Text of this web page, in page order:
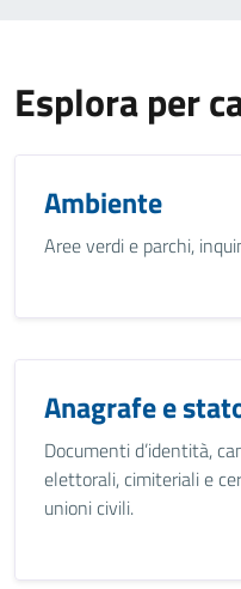
Esplora per
Ambiente
Aree verdi e parchi,
Anagrafe e
Documenti d’identità,
elettorali, cimiteriali e
unioni civili.